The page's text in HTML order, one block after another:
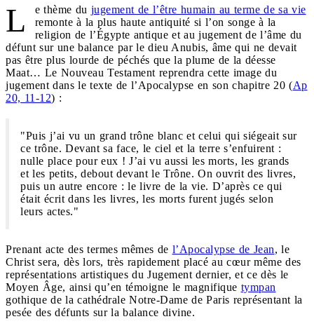
L e thème du jugement de l’être humain au terme de sa vie
remonte à la plus haute antiquité si l’on songe à la
religion de l’Égypte antique et au jugement de l’âme du
défunt sur une balance par le dieu Anubis, âme qui ne devait
pas être plus lourde de péchés que la plume de la déesse
Maat… Le Nouveau Testament reprendra cette image du
jugement dans le texte de l’Apocalypse en son chapitre 20 (Ap
20, 11-12) :
"Puis j’ai vu un grand trône blanc et celui qui siégeait sur
ce trône. Devant sa face, le ciel et la terre s’enfuirent :
nulle place pour eux ! J’ai vu aussi les morts, les grands
et les petits, debout devant le Trône. On ouvrit des livres,
puis un autre encore : le livre de la vie. D’après ce qui
était écrit dans les livres, les morts furent jugés selon
leurs actes."
Prenant acte des termes mêmes de l’Apocalypse de Jean, le
Christ sera, dès lors, très rapidement placé au cœur même des
représentations artistiques du Jugement dernier, et ce dès le
Moyen Âge, ainsi qu’en témoigne le magnifique tympan
gothique de la cathédrale Notre-Dame de Paris représentant la
pesée des défunts sur la balance divine.